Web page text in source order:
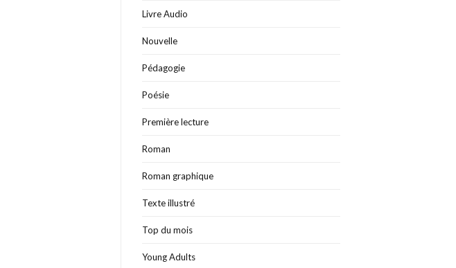
Livre Audio
Nouvelle
Pédagogie
Poésie
Première lecture
Roman
Roman graphique
Texte illustré
Top du mois
Young Adults